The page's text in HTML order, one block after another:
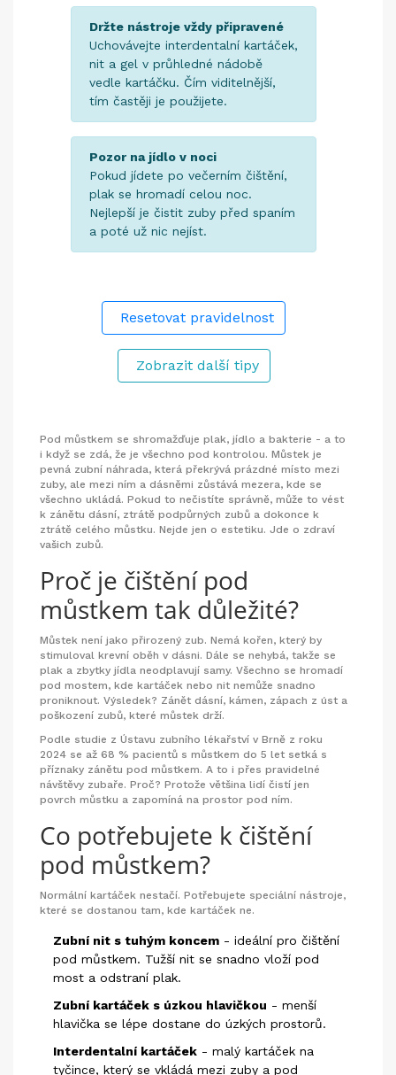
Držte nástroje vždy připravené
Uchovávejte interdentalní kartáček,
nit a gel v průhledné nádobě
vedle kartáčku. Čím viditelnější,
tím častěji je použijete.
Pozor na jídlo v noci
Pokud jídete po večerním čištění,
plak se hromadí celou noc.
Nejlepší je čistit zuby před spaním
a poté už nic nejíst.
Resetovat pravidelnost
Zobrazit další tipy
Pod můstkem se shromažďuje plak, jídlo a bakterie - a to
i když se zdá, že je všechno pod kontrolou. Můstek je
pevná zubní náhrada, která překrývá prázdné místo mezi
zuby, ale mezi ním a dásněmi zůstává mezera, kde se
všechno ukládá. Pokud to nečistíte správně, může to vést
k zánětu dásní, ztrátě podpůrných zubů a dokonce k
ztrátě celého můstku. Nejde jen o estetiku. Jde o zdraví
vašich zubů.
Proč je čištění pod
můstkem tak důležité?
Můstek není jako přirozený zub. Nemá kořen, který by
stimuloval krevní oběh v dásni. Dále se nehybá, takže se
plak a zbytky jídla neodplavují samy. Všechno se hromadí
pod mostem, kde kartáček nebo nit nemůže snadno
proniknout. Výsledek? Zánět dásní, kámen, zápach z úst a
poškození zubů, které můstek drží.
Podle studie z Ústavu zubního lékařství v Brně z roku
2024 se až 68 % pacientů s můstkem do 5 let setká s
příznaky zánětu pod můstkem. A to i přes pravidelné
návštěvy zubaře. Proč? Protože většina lidí čistí jen
povrch můstku a zapomíná na prostor pod ním.
Co potřebujete k čištění
pod můstkem?
Normální kartáček nestačí. Potřebujete speciální nástroje,
které se dostanou tam, kde kartáček ne.
Zubní nit s tuhým koncem - ideální pro čištění
pod můstkem. Tužší nit se snadno vloží pod
most a odstraní plak.
Zubní kartáček s úzkou hlavičkou - menší
hlavička se lépe dostane do úzkých prostorů.
Interdentalní kartáček - malý kartáček na
tyčince, který se vkládá mezi zuby a pod